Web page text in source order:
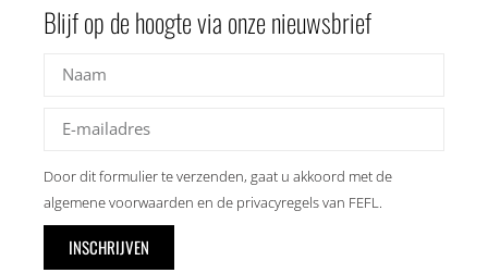
Blijf op de hoogte via onze nieuwsbrief
Door dit formulier te verzenden, gaat u akkoord met de
algemene voorwaarden en de privacyregels van FEFL.
INSCHRIJVEN